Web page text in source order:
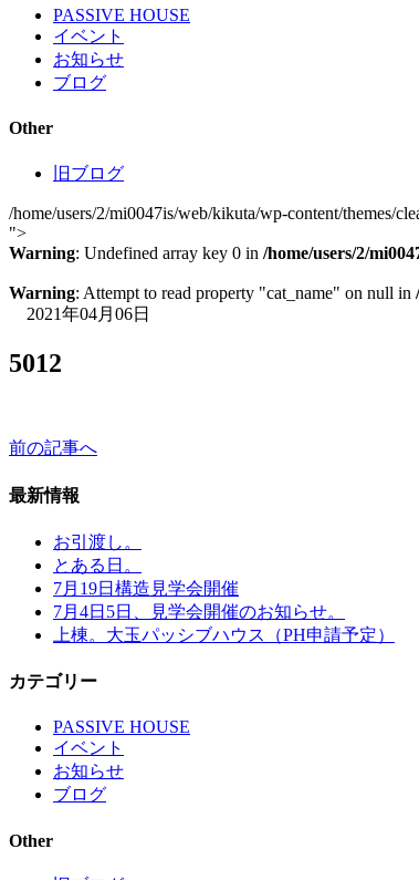
PASSIVE HOUSE
イベント
お知らせ
ブログ
Other
旧ブログ
/home/users/2/mi0047is/web/kikuta/wp-content/themes/
">
Warning: Undefined array key 0 in /home/users/2/
Warning: Attempt to read property "cat_name" on null in
2021年04月06日
5012
前の記事へ
最新情報
お引渡し。
とある日。
7月19日構造見学会開催
7月4日5日、見学会開催のお知らせ。
上棟。大玉パッシブハウス（PH申請予定）
カテゴリー
PASSIVE HOUSE
イベント
お知らせ
ブログ
Other